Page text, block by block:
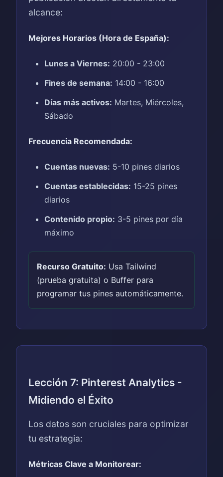
alcance:
Mejores Horarios (Hora de España):
Lunes a Viernes: 20:00 - 23:00
Fines de semana: 14:00 - 16:00
Días más activos: Martes, Miércoles,
Sábado
Frecuencia Recomendada:
Cuentas nuevas: 5-10 pines diarios
Cuentas establecidas: 15-25 pines
diarios
Contenido propio: 3-5 pines por día
máximo
Recurso Gratuito: Usa Tailwind
(prueba gratuita) o Buffer para
programar tus pines automáticamente.
Lección 7: Pinterest Analytics -
Midiendo el Éxito
Los datos son cruciales para optimizar
tu estrategia:
Métricas Clave a Monitorear: